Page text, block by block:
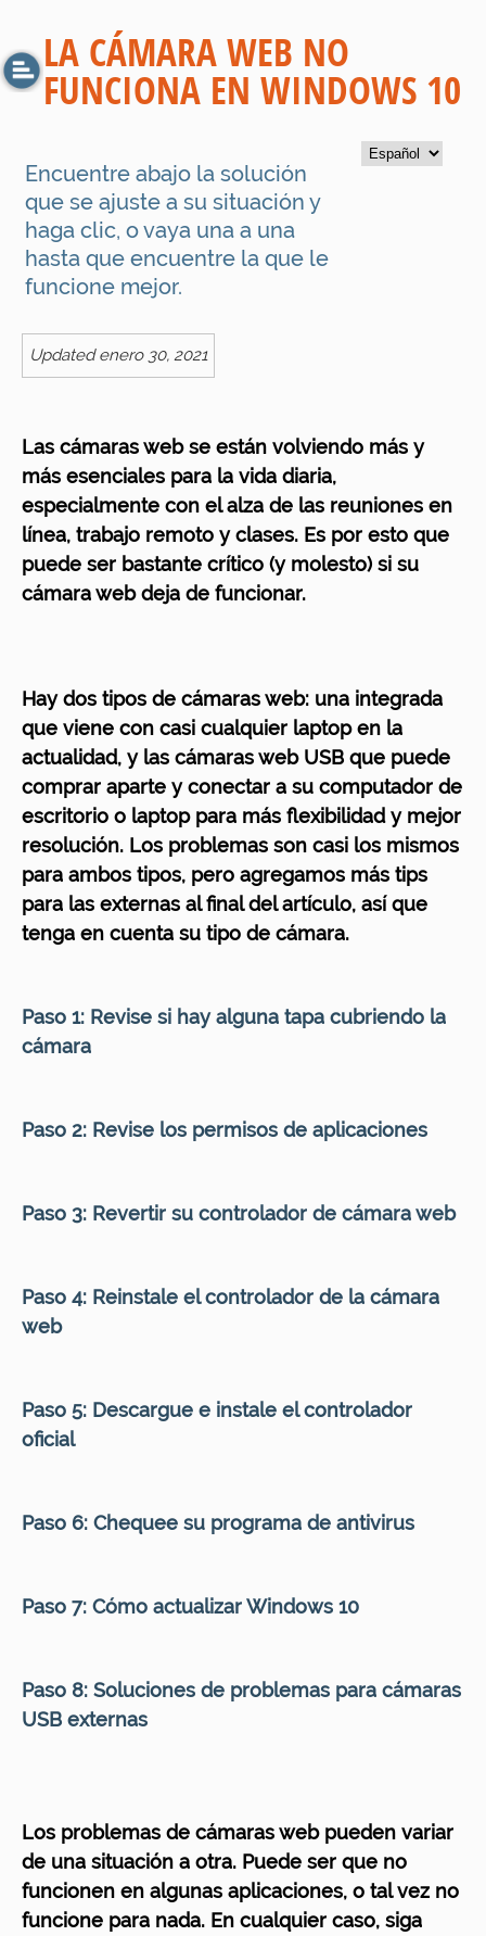
LA CÁMARA WEB NO
FUNCIONA EN WINDOWS 10
Encuentre abajo la solución
que se ajuste a su situación y
haga clic, o vaya una a una
hasta que encuentre la que le
funcione mejor.
Updated enero 30, 2021
Las cámaras web se están volviendo más y
más esenciales para la vida diaria,
especialmente con el alza de las reuniones en
línea, trabajo remoto y clases. Es por esto que
puede ser bastante crítico (y molesto) si su
cámara web deja de funcionar.
Hay dos tipos de cámaras web: una integrada
que viene con casi cualquier laptop en la
actualidad, y las cámaras web USB que puede
comprar aparte y conectar a su computador de
escritorio o laptop para más flexibilidad y mejor
resolución. Los problemas son casi los mismos
para ambos tipos, pero agregamos más tips
para las externas al final del artículo, así que
tenga en cuenta su tipo de cámara.
Paso 1: Revise si hay alguna tapa cubriendo la
cámara
Paso 2: Revise los permisos de aplicaciones
Paso 3: Revertir su controlador de cámara web
Paso 4: Reinstale el controlador de la cámara
web
Paso 5: Descargue e instale el controlador
oficial
Paso 6: Chequee su programa de antivirus
Paso 7: Cómo actualizar Windows 10
Paso 8: Soluciones de problemas para cámaras
USB externas
Los problemas de cámaras web pueden variar
de una situación a otra. Puede ser que no
funcionen en algunas aplicaciones, o tal vez no
funcione para nada. En cualquier caso, siga